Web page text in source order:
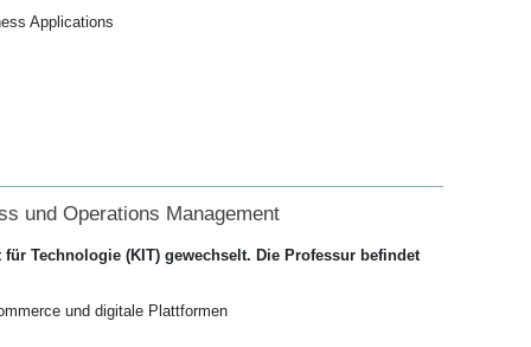
Applications
und Operations Management
Technologie (KIT) gewechselt. Die Professur befindet
und digitale Plattformen